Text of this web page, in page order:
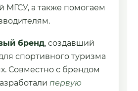
МГСУ, а также помогаем
бренд, создавший
спортивного туризма
Совместно с брендом
первую